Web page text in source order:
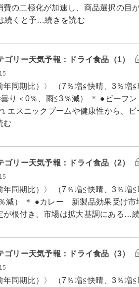
の二極化が加速し、商品選択の目
続くと予…続きを読む
ゴリー天気予報：ドライ食品（1）
年同期比）〉 （7％増≦快晴、3％増
り＜0％、雨≦3％減） ＊ ●ビーフ
エスニックブームや健康性から、
む
ゴリー天気予報：ドライ食品（2）
年同期比）〉 （7％増≦快晴、3％増
減） ＊ ●カレー 新製品効果受け市
が根付き、市場は拡大基調にある…
ゴリー天気予報：ドライ食品（3）
年同期比）〉 （7％増≦快晴、3％増